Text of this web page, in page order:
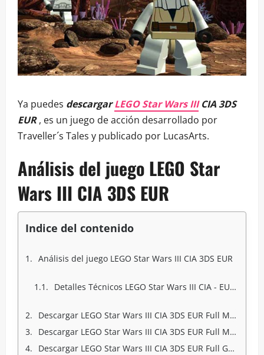
Ya puedes descargarLEGO Star Wars IIICIA 3DS
EUR , es un juego de acción desarrollado por
Traveller´s Tales y publicado por LucasArts.
Análisis del juego LEGO Star
Wars III CIA 3DS EUR
Indice del contenido
Análisis del juego LEGO Star Wars III CIA 3DS EUR
Detalles Técnicos LEGO Star Wars III CIA - EUR- Multi 5:
Descargar LEGO Star Wars III CIA 3DS EUR Full Mega
Descargar LEGO Star Wars III CIA 3DS EUR Full Mediafire
Descargar LEGO Star Wars III CIA 3DS EUR Full Googledrive